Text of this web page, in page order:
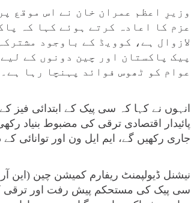
وزیرِ اعظم عمران خان نے اس موقع
عزم کا اعادہ کرتے ہوئے کہا کہ
لازوال ہے، کوویڈ کے باوجود
پیک پاکستان اور چین دونوں کے
عوام کو ٹھوس فوائد پہنچا رہا ہے۔
انہوں نے کہا کہ سی پیک کے ابتدائی فیز
پائیدار اقتصادی ترقی کی مضبوط بنیاد
جاری رکھیں گے، ایم ایل ون اور توانائی
نیشنل ڈیولپمنٹ ریفارم کمیشن چین
سی پیک کی مستحکم پیش رفت اور ترقی